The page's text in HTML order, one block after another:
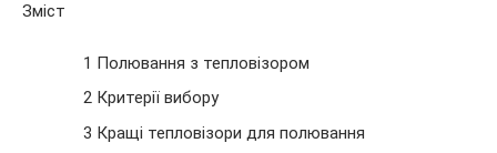
Зміст
1 Полювання з тепловізором
2 Критерії вибору
3 Кращі тепловізори для полювання